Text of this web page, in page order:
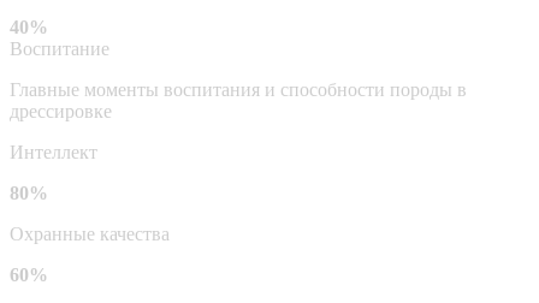
40%
Воспитание
Главные моменты воспитания и способности породы в
дрессировке
Интеллект
80%
Охранные качества
60%